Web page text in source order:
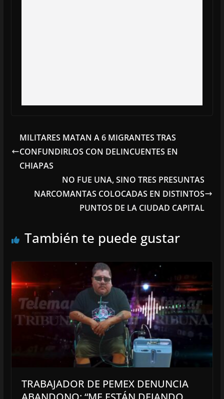
MILITARES MATAN A 6 MIGRANTES TRAS
CONFUNDIRLOS CON DELINCUENTES EN
CHIAPAS
NO FUE UNA, SINO TRES PRESUNTAS
NARCOMANTAS COLOCADAS EN DISTINTOS
PUNTOS DE LA CIUDAD CAPITAL
También te puede gustar
TRABAJADOR DE PEMEX DENUNCIA